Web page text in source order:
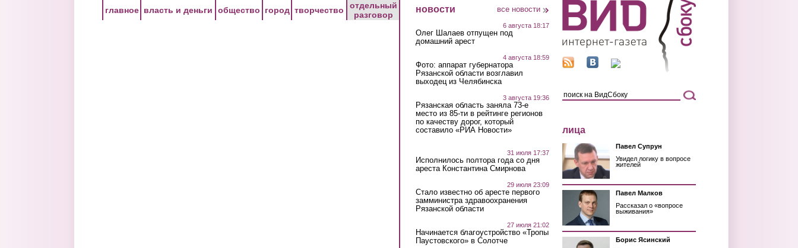
главное власть и деньги общество город творчество
отдельный
разговор
новости все новости
6 августа 18:17
Олег Шалаев отпущен под
домашний арест
4 августа 18:59
Фото: аппарат губернатора
Рязанской области возглавил
выходец из Челябинска
3 августа 19:36
Рязанская область заняла 73-е
место из 85-ти в рейтинге регионов
по качеству дорог, который
составило «РИА Новости»
31 июля 17:37
Исполнилось полтора года со дня
ареста Константина Смирнова
29 июля 23:09
Стало известно об аресте первого
замминистра здравоохранения
Рязанской области
27 июля 21:02
Начинается благоустройство «Тропы
Паустовского» в Солотче
лица
Павел Супрун
Увидел логику в вопросе
жителей
Павел Малков
Рассказал о «вопросе
выживания»
Борис Ясинский